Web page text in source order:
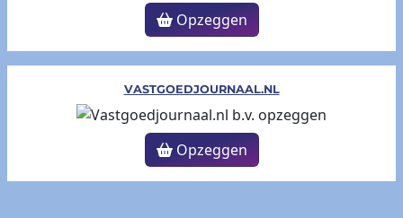
Opzeggen
VASTGOEDJOURNAAL.NL
Opzeggen